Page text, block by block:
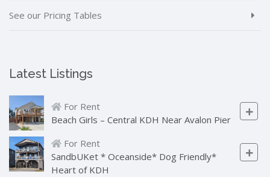
See our Pricing Tables
Latest Listings
For Rent
Beach Girls – Central KDH Near Avalon Pier
For Rent
SandbUKet * Oceanside* Dog Friendly*
Heart of KDH